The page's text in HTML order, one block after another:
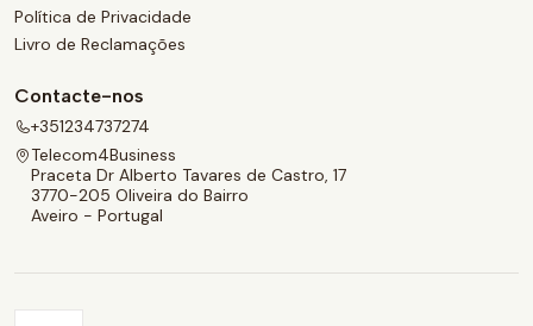
Política de Privacidade
Livro de Reclamações
Contacte-nos
+351234737274
Telecom4Business
Praceta Dr Alberto Tavares de Castro, 17
3770-205 Oliveira do Bairro
Aveiro - Portugal